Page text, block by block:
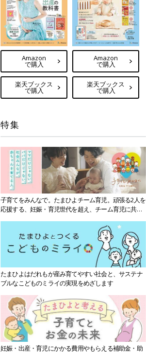
Amazon
で購入
楽天ブックス
で購入
Amazon
で購入
楽天ブックス
で購入
特集
子育てをみんなで。たまひよチーム育児。頑張る2人を
応援する、妊娠・育児世代を超え、チーム育児に共感
たまひよはだれもが産み育てやすい社会と、サステナ
ブルなこどものミライの実現をめざします
妊娠・出産・育児にかかる費用やもらえる補助金・助